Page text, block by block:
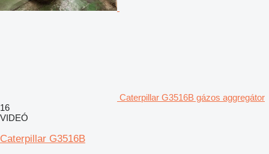
Caterpillar G3516B gázos aggregátor
16
VIDEÓ
Caterpillar G3516B